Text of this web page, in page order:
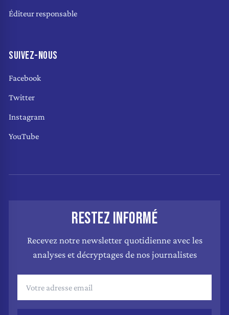
Éditeur responsable
SUIVEZ-NOUS
Facebook
Twitter
Instagram
YouTube
RESTEZ INFORMÉ
Recevez notre newsletter quotidienne avec les
analyses et décryptages de nos journalistes